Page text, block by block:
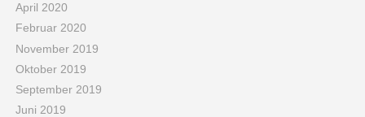
April 2020
Februar 2020
November 2019
Oktober 2019
September 2019
Juni 2019